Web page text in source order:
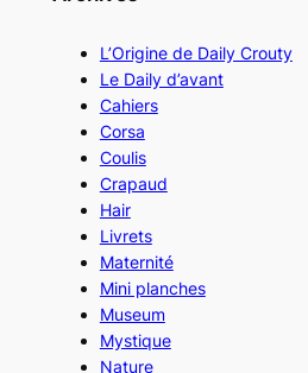
L’Origine de Daily Crouty
Le Daily d’avant
Cahiers
Corsa
Coulis
Crapaud
Hair
Livrets
Maternité
Mini planches
Museum
Mystique
Nature